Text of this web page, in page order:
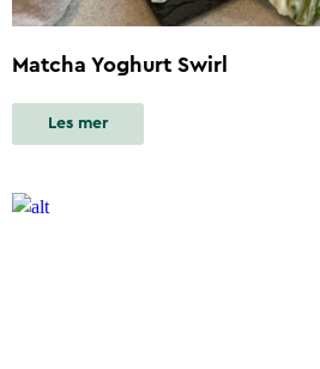
Matcha Yoghurt Swirl
Les mer